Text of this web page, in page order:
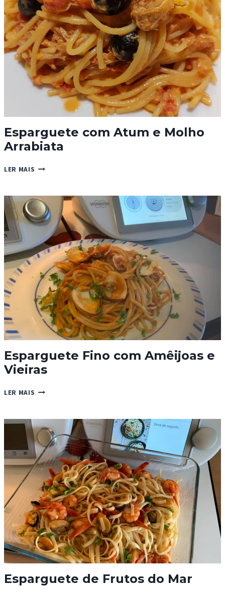
Esparguete com Atum e Molho
Arrabiata
LER MAIS ESPARGUETE
E
MOLHO
ARRABIATA
Esparguete Fino com Amêijoas e
Vieiras
LER MAIS ESPARGUETE
AMÊIJOAS
E
VIEIRAS
Esparguete de Frutos do Mar